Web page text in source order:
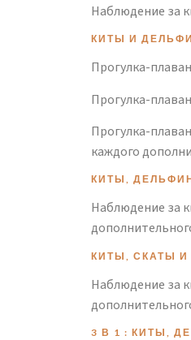
Наблюдение за
КИТЫ И
Прогулка-
Прогулка-
Прогулка-
каждого
КИТЫ,
Наблюдение за
КИТЫ, СКАТЫ
Наблюдение за
3 В 1 : КИТЫ,